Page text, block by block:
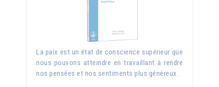
La paix est un état de conscience supérieur que
nous pouvons atteindre en travaillant à rendre
nos pensées et nos sentiments plus généreux.